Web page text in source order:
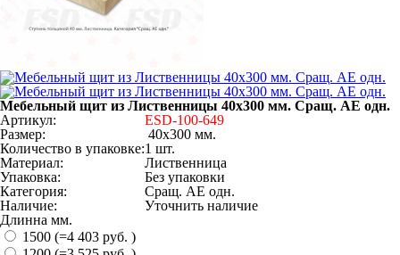
Мебельный щит из Лиственницы 40х300 мм. Cращ. AЕ одн.
Артикул:
ESD-100-649
Размер:
40х300 мм.
Количество в упаковке:1 шт.
Материал:
Лиственница
Упаковка:
Без упаковки
Категория:
Cращ. AЕ одн.
Наличие:
Уточнить наличие
Длинна мм.
1500 (=4 403 руб. )